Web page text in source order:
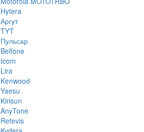
Hytera
Аргут
TYT
Пульсар
Belfone
Icom
Lira
Kenwood
Yaesu
Kirisun
AnyTone
Retevis